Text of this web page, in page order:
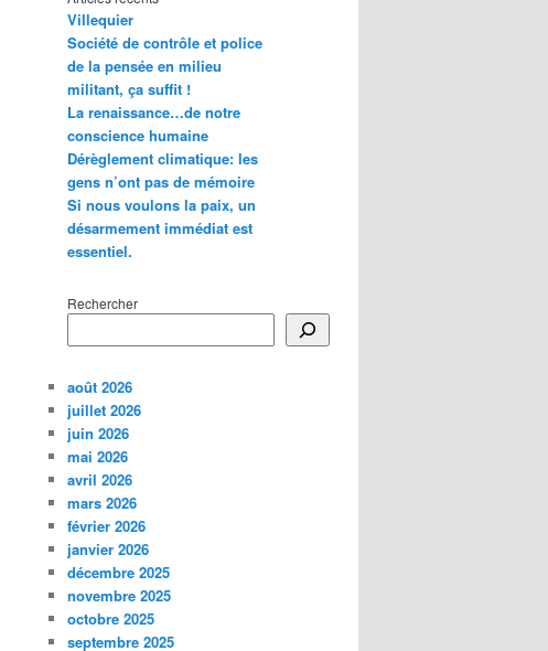
Villequier
Société de contrôle et police
de la pensée en milieu
militant, ça suffit !
La renaissance…de notre
conscience humaine
Dérèglement climatique: les
gens n’ont pas de mémoire
Si nous voulons la paix, un
désarmement immédiat est
essentiel.
Rechercher
août 2026
juillet 2026
juin 2026
mai 2026
avril 2026
mars 2026
février 2026
janvier 2026
décembre 2025
novembre 2025
octobre 2025
septembre 2025